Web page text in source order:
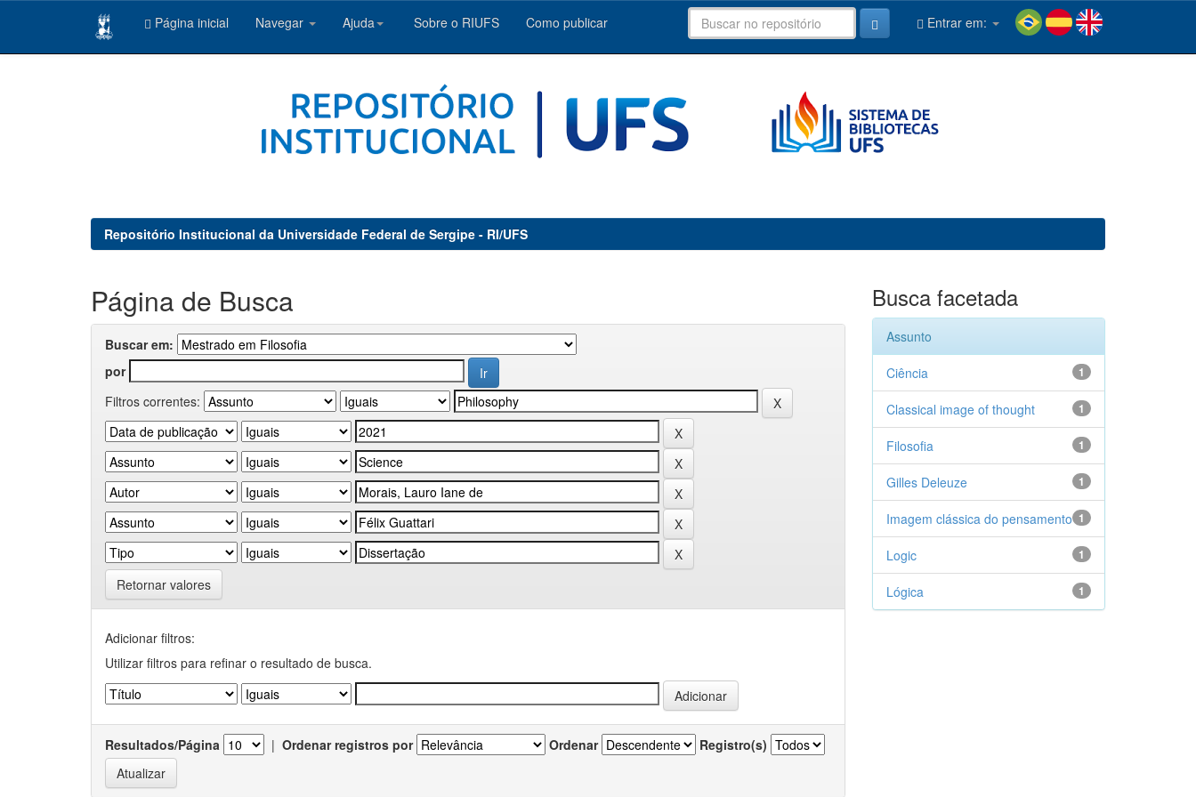
Página inicial Navegar Ajuda Sobre o RIUFS Como publicar Entrar em:
Repositório Institucional da Universidade Federal de Sergipe - RI/UFS
Página de Busca
Buscar em:
por
Filtros correntes:
Retornar valores
Adicionar filtros:
Utilizar filtros para refinar o resultado de busca.
Resultados/Página | Ordenar registros por Ordenar Registro(s)
Busca facetada
Assunto
1
Ciência
1
Classical image of thought
1
Filosofia
1
Gilles Deleuze
1
Imagem clássica do pensamento
1
Logic
1
Lógica